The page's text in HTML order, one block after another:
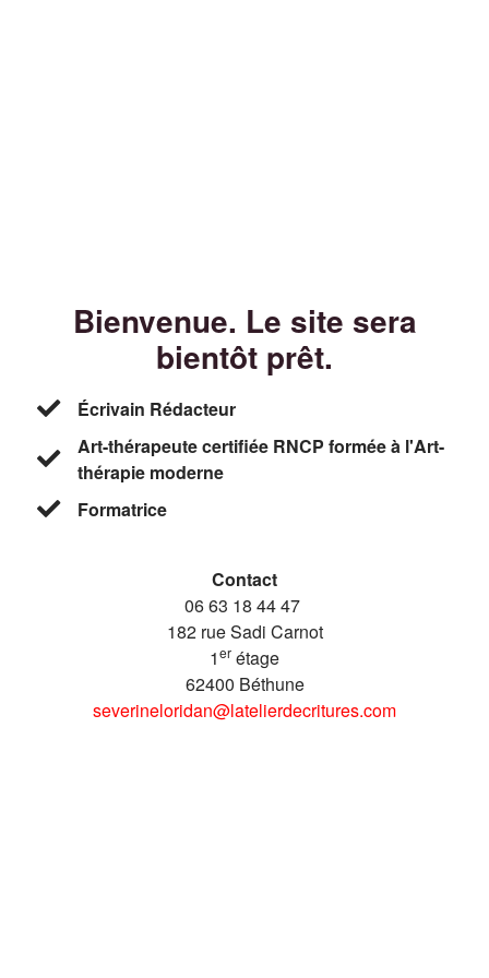
Bienvenue. Le site sera
bientôt prêt.
Écrivain Rédacteur
Art-thérapeute certifiée RNCP formée à l'Art-
thérapie moderne
Formatrice
Contact
06 63 18 44 47
182 rue Sadi Carnot
1er étage
62400 Béthune
severineloridan@latelierdecritures.com